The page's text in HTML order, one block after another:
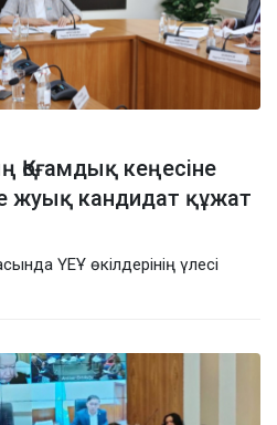
кеңесіне
жуық кандидат құжат
ҮЕҰ өкілдерінің үлесі